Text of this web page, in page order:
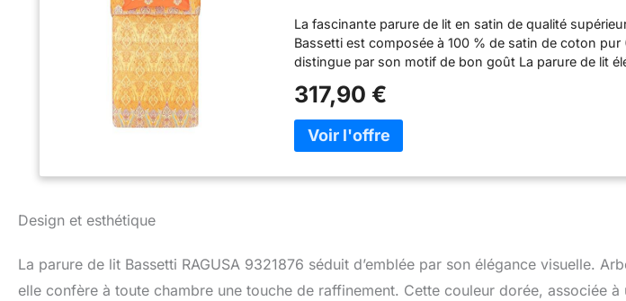
La fascinante parure de lit en satin de qualité
Bassetti est composée à 100 % de satin de coton pur
distingue par son motif de bon goût La parure de lit
parure de lit élégante convainc par son tissu soyeux
avoir des différences de motif dans les housses de
elles sont cousues individuellement à partir de la
°C et passe au sèche-linge. Elle se caractérise par sa
particulière. Le repassage est autorisé à température
317,90 €
Design et esthétique
La parure de lit Bassetti RAGUSA 9321876 séduit d’emblée par son élégance visuelle.
elle confère à toute chambre une touche de raffinement. Cette couleur dorée, associée